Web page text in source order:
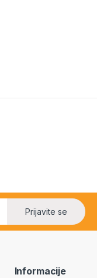
Prijavite se
Informacije